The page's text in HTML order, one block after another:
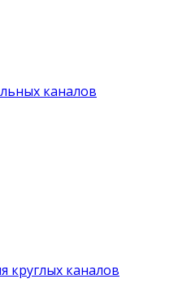
каналов
круглых каналов